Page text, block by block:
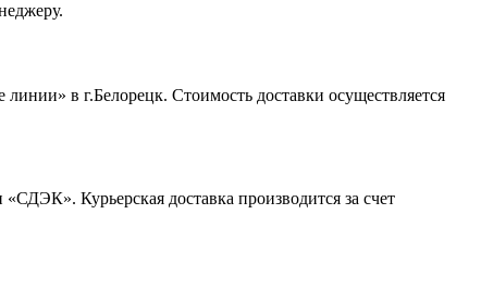
в г.Белорецк. Стоимость доставки осуществляется
Курьерская доставка производится за счет